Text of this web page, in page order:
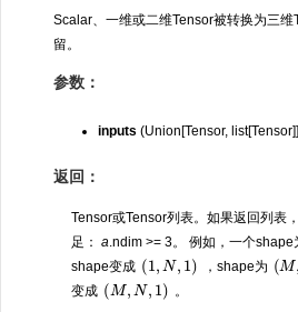
Scalar、一维或二维Tensor被转换为三
留。
参数：
inputs (Union[Tensor,
返回：
Tensor或Tensor列表。如果返回列表
足： a.ndim >= 3。 例如，一个shape
shape变成 (1 N,1 ) ，shape为 (M,
变成 (M , N,1 ) 。